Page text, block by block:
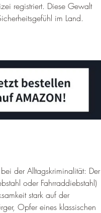
registriert. Diese Gewalt
im Land.
der Alltagskriminalität: Der
oder Fahrraddiebstahl)
stark auf der
Opfer eines klassischen